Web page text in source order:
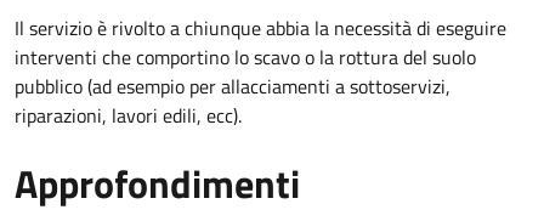
Il servizio è rivolto a chiunque abbia la necessità di eseguire
interventi che comportino lo scavo o la rottura del suolo
pubblico (ad esempio per allacciamenti a sottoservizi,
riparazioni, lavori edili, ecc).
Approfondimenti